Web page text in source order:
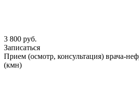
3 800 руб.
Записаться
Прием (осмотр, консультация) врача-
(кмн)